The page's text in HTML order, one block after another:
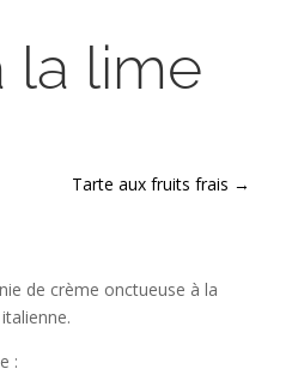
la lime
Tarte aux fruits frais →
de crème onctueuse à la
: